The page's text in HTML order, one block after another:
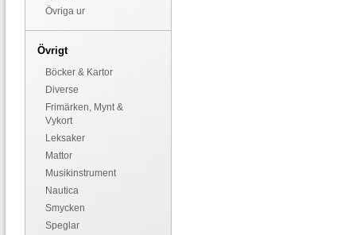
Övriga ur
Övrigt
Böcker & Kartor
Diverse
Frimärken, Mynt &
Vykort
Leksaker
Mattor
Musikinstrument
Nautica
Smycken
Speglar